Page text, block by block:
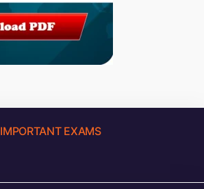
IMPORTANT EXAMS